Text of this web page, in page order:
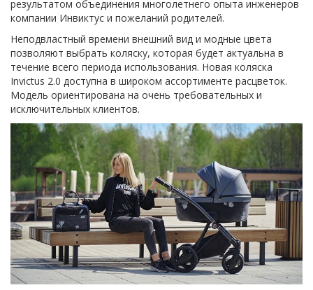
результатом объединения многолетнего опыта инженеров
компании Инвиктус и пожеланий родителей.
Неподвластный времени внешний вид и модные цвета
позволяют выбрать коляску, которая будет актуальна в
течение всего периода использования. Новая коляска
Invictus 2.0 доступна в широком ассортименте расцветок.
Модель ориентирована на очень требовательных и
исключительных клиентов.